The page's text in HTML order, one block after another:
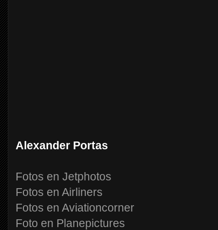
Alexander Portas
Fotos en Jetphotos
Fotos en Airliners
Fotos en Aviationcorner
Foto en Planepictures